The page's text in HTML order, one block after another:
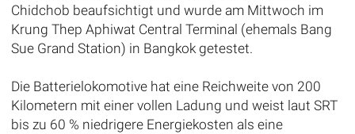
Chidchob beaufsichtigt und wurde am Mittwoch im
Krung Thep Aphiwat Central Terminal (ehemals Bang
Sue Grand Station) in Bangkok getestet.
Die Batterielokomotive hat eine Reichweite von 200
Kilometern mit einer vollen Ladung und weist laut SRT
bis zu 60 % niedrigere Energiekosten als eine